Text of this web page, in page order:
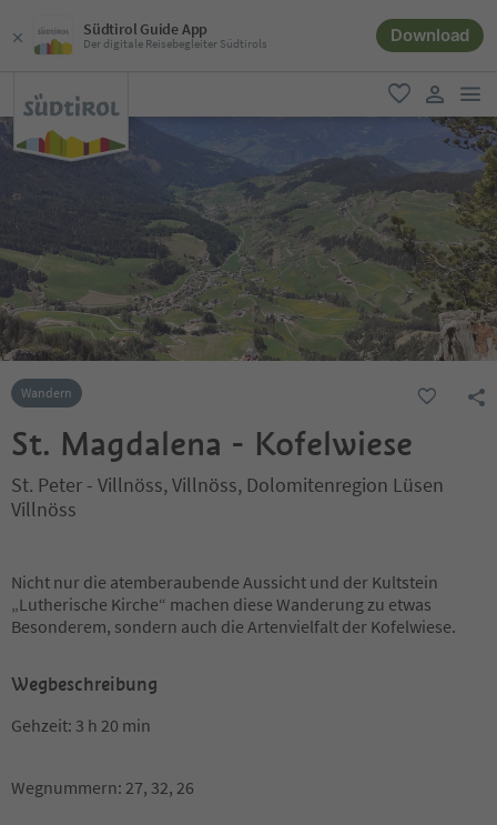
Südtirol Guide App
Der digitale Reisebegleiter Südtirols Download
favorit
user link
Wandern
St. Magdalena - Kofelwiese
St. Peter - Villnöss, Villnöss, Dolomitenregion Lüsen
Villnöss
Nicht nur die atemberaubende Aussicht und der Kultstein
„Lutherische Kirche“ machen diese Wanderung zu etwas
Besonderem, sondern auch die Artenvielfalt der Kofelwiese.
Wegbeschreibung
Gehzeit: 3 h 20 min
Wegnummern: 27, 32, 26